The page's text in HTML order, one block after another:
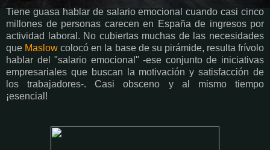
Tiene guasa hablar de salario emocional cuando casi cinco
millones de personas carecen en España de ingresos por
actividad laboral. No cubiertas muchas de las necesidades
que Maslow colocó en la base de su pirámide, resulta frívolo
hablar del "salario emocional" -ese conjunto de iniciativas
empresariales que buscan la motivación y satisfacción de
los trabajadores-. Casi obsceno y al mismo tiempo
¡esencial!